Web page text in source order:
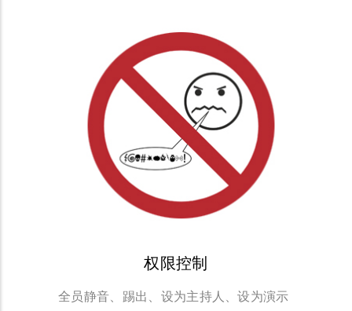
权限控制
全员静音、踢出、设为主持人、设为演示